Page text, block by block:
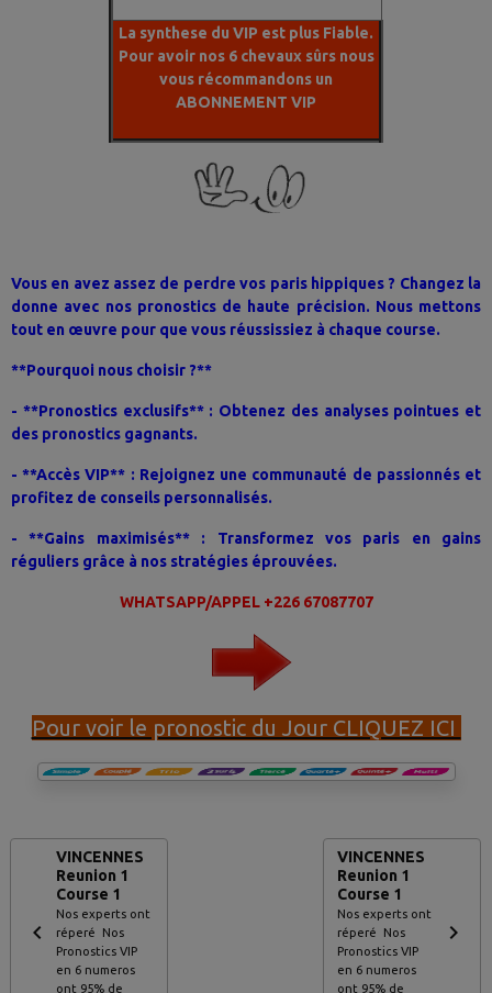
La synthese du VIP est plus Fiable.
Pour avoir nos 6 chevaux sûrs nous
vous récommandons un
ABONNEMENT VIP
Vous en avez assez de perdre vos paris hippiques ? Changez la
donne avec nos pronostics de haute précision. Nous mettons
tout en œuvre pour que vous réussissiez à chaque course.
**Pourquoi nous choisir ?**
- **Pronostics exclusifs** : Obtenez des analyses pointues et
des pronostics gagnants.
- **Accès VIP** : Rejoignez une communauté de passionnés et
profitez de conseils personnalisés.
- **Gains maximisés** : Transformez vos paris en gains
réguliers grâce à nos stratégies éprouvées.
WHATSAPP/APPEL +226 67087707
Pour voir le pronostic du Jour CLIQUEZ ICI
VINCENNES
Reunion 1
Course 1
Nos experts ont
réperé Nos
Pronostics VIP
en 6 numeros
ont 95% de
VINCENNES
Reunion 1
Course 1
Nos experts ont
réperé Nos
Pronostics VIP
en 6 numeros
ont 95% de